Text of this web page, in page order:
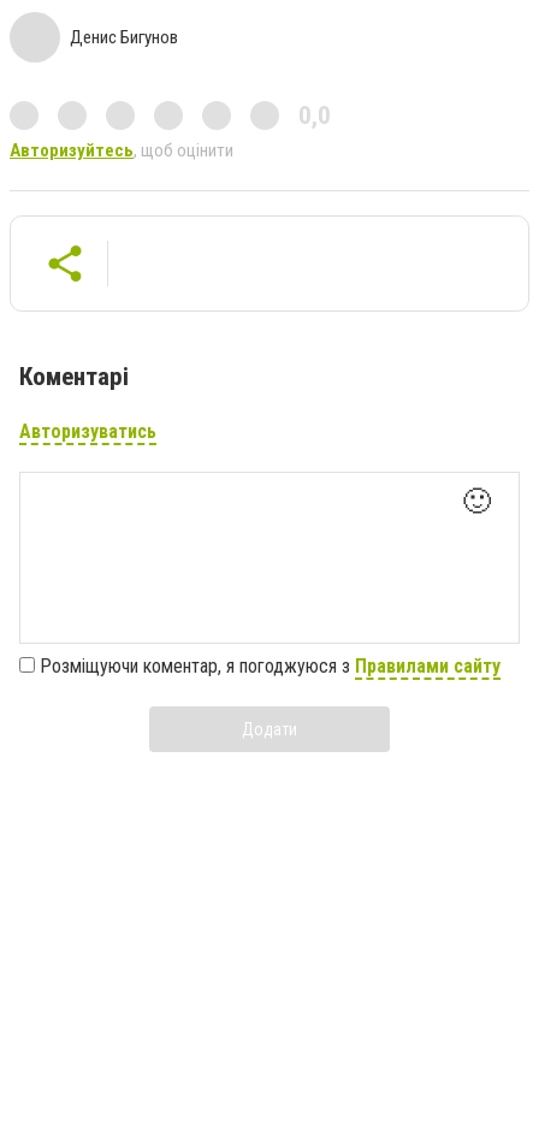
Денис Бигунов
0,0
Авторизуйтесь, щоб оцінити
Коментарі
Авторизуватись
🙂
Розміщуючи коментар, я погоджуюся з Правилами сайту
Додати